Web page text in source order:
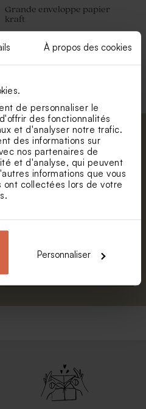
À propos des cookies
de personnaliser le
des fonctionnalités
et d'analyser notre trafic.
des informations sur
nos partenaires de
et d'analyse, qui peuvent
informations que vous
ont collectées lors de votre
Personnaliser
Grande enveloppe papier
kraft
Enveloppe
et restez
: bénéficiez de 5%